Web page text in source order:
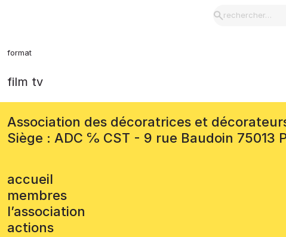
format
film tv
Association des décoratrices et
Siège : ADC ℅ CST - 9 rue Baudoin 75013
accueil
membres
l’association
actions